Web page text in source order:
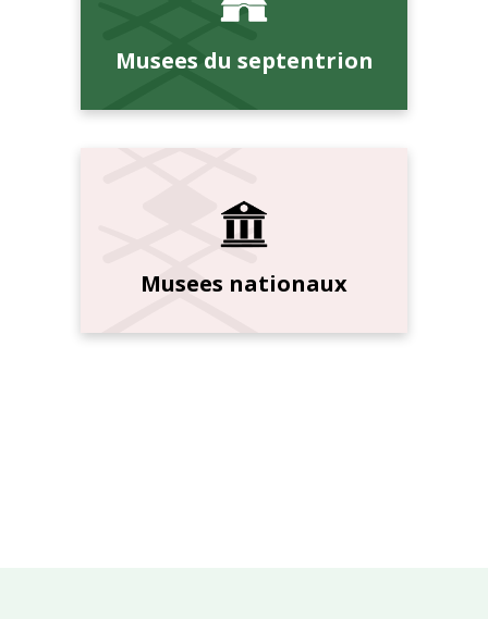
Musees du septentrion
Musees nationaux